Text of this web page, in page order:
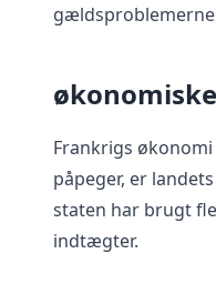
Frankrigs
påpeger, er
staten har brugt
indtægter.